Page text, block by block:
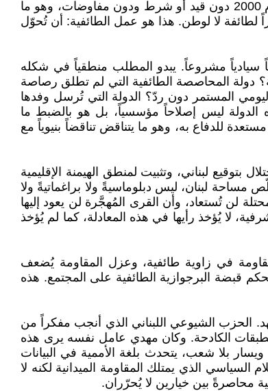
أداة في يد زعيمه، والزعيم بدوره إلى أداة في يد المحتل. والمفارقة الصارخة أن المقاومة حين أجبرت إسرائيل على الانسحاب عام 2000 دون قيد أو شرط ودون مفاوضات، وهو ما
لطائفة لا لوطن. هذا هو عمل الطائفية: أن تُحوّل
سيادياً مشروعاً. يبدو المطلب منطقياً في شكله
دولة المحاصصة الطائفية التي لم تطلق رصاصة
المستمر دون ردّ؟ الدولة التي تُرسل وفدها
الدولة ليس إصلاحاً مؤسسياً، بل هو بالضبط ما
للدفاع به، وهو ما يتناقض تناقضاً بنيوياً مع
بتوقيع لبناني، وتثبيت لمنطق الهيمنة الإقليمية
مساحة لبنان، ليس دبلوماسيةً ولا براغماتيةً ولا
لن تُستعاد، وأن القرى المُهجَّرة لن يعود إليها
لا يُؤخذ رأيها في هذه المعادلة، كما لم يُؤخذ
في زاوية طائفية، وعزل المقاومة يُضعف
قبضة البرجوازية الطائفية على المجتمع. هذه
الحزب الشيوعي اللبناني الذي أنجب مفكراً من
الكادحة. وكان مهدي عامل نفسه يرى هذه
بلا شعب، يتحدث بلغة الأممية في البيانات
الذي يمتلك المقاومة الميدانية لكنه لا
محاصرةً بين خيارين لا يُحرّران.